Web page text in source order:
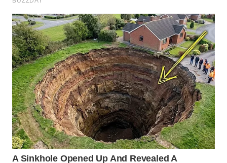
WAHANA
UMKM
WAHANA
SELEB
WAHANA
PERSONA
WAHANA
OTOMOTIF